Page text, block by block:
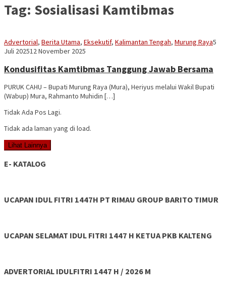
Tag: Sosialisasi Kamtibmas
Advertorial, Berita Utama, Eksekutif, Kalimantan Tengah, Murung Raya5
Juli 202512 November 2025
Kondusifitas Kamtibmas Tanggung Jawab Bersama
PURUK CAHU – Bupati Murung Raya (Mura), Heriyus melalui Wakil Bupati
(Wabup) Mura, Rahmanto Muhidin […]
Tidak Ada Pos Lagi.
Tidak ada laman yang di load.
Lihat Lainnya
E- KATALOG
UCAPAN IDUL FITRI 1447H PT RIMAU GROUP BARITO TIMUR
UCAPAN SELAMAT IDUL FITRI 1447 H KETUA PKB KALTENG
ADVERTORIAL IDULFITRI 1447 H / 2026 M